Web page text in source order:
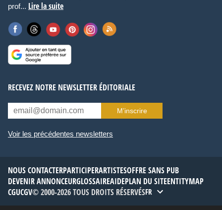
prof... Lire la suite
RECEVEZ NOTRE NEWSLETTER ÉDITORIALE
M’inscrire
Voir les précédentes newsletters
NOUS CONTACTERPARTICIPERARTISTESOFFRE SANS PUB
DEVENIR ANNONCEURGLOSSAIREAIDEPLAN DU SITEENTITYMAP
CGUCGV© 2000-2026 TOUS DROITS RÉSERVÉSFR